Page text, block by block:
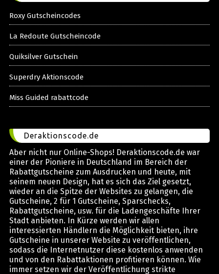
Roxy Gutscheincodes
La Redoute Gutscheincode
Quiksilver Gutschein
Superdry Aktionscode
Miss Guided rabattcode
Deraktionscode.de
Aber nicht nur Online-Shops! Deraktionscode.de war
einer der Pioniere in Deutschland im Bereich der
Rabattgutscheine zum Ausdrucken und heute, mit
seinem neuen Design, hat es sich das Ziel gesetzt,
wieder an die Spitze der Websites zu gelangen, die
Gutscheine, 2 für 1 Gutscheine, Sparschecks,
Rabattgutscheine, usw. für die Ladengeschäfte Ihrer
Stadt anbieten. In Kürze werden wir allen
interessierten Händlern die Möglichkeit bieten, ihre
Gutscheine in unserer Website zu veröffentlichen,
sodass die Internetnutzer diese kostenlos anwenden
und von den Rabattaktionen profitieren können. Wie
immer setzen wir der Veröffentlichung strikte